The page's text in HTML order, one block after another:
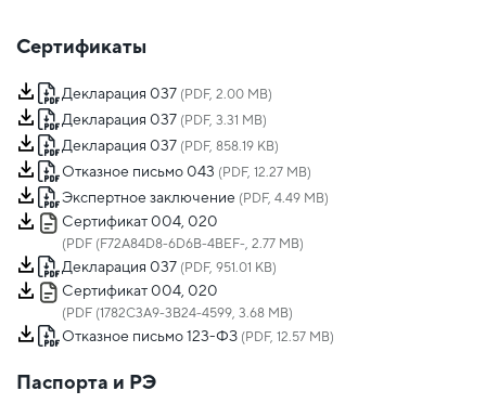
Сертификаты
Декларация 037 (PDF, 2.00 MB)
Декларация 037 (PDF, 3.31 MB)
Декларация 037 (PDF, 858.19 KB)
Отказное письмо 043 (PDF, 12.27 MB)
Экспертное заключение (PDF, 4.49 MB)
Сертификат 004, 020
(PDF (F72A84D8-6D6B-4BEF-, 2.77 MB)
Декларация 037 (PDF, 951.01 KB)
Сертификат 004, 020
(PDF (1782C3A9-3B24-4599, 3.68 MB)
Отказное письмо 123-ФЗ (PDF, 12.57 MB)
Паспорта и РЭ